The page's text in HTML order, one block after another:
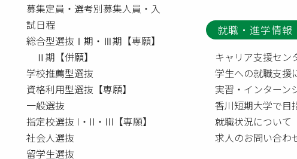
募集定員・選考別募集人員・入
試日程
総合型選抜Ⅰ期・Ⅲ期【専願】
Ⅱ期【併願】
学校推薦型選抜
資格利用型選抜【専願】
一般選抜
指定校選抜 I・II・III【専願】
社会人選抜
留学生選抜
就職・進学情報
キャリア支援セン
学生への就職支援
実習・インターン
香川短期大学で目
就職状況について
求人のお問い合わ